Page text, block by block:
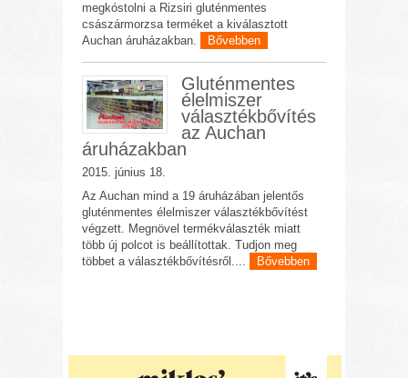
megkóstolni a Rizsiri gluténmentes
császármorzsa terméket a kiválasztott
Auchan áruházakban.
Bővebben
Gluténmentes
élelmiszer
választékbővítés
az Auchan
áruházakban
2015. június 18.
Az Auchan mind a 19 áruházában jelentős
gluténmentes élelmiszer választékbővítést
végzett. Megnövel termékválaszték miatt
több új polcot is beállítottak. Tudjon meg
többet a választékbővítésről....
Bővebben